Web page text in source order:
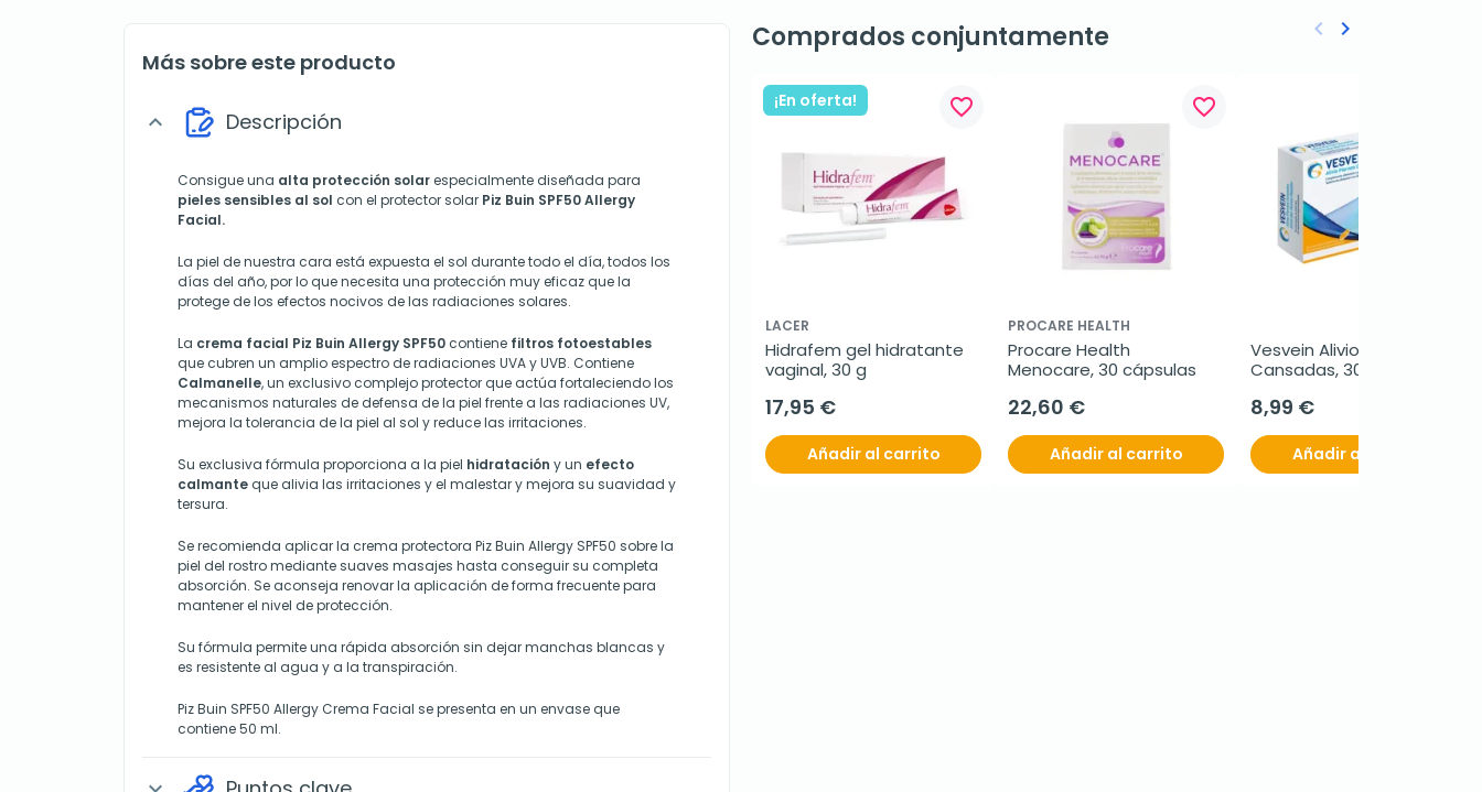
Más sobre este producto
expand_more Descripción
Consigue una alta protección solarespecialmente diseñada para
pieles sensibles al sol con el protector solar Piz Buin SPF50 Allergy
Facial.
La piel de nuestra cara está expuesta el sol durante todo el día, todos los
días del año, por lo que necesita una protección muy eficaz que la
protege de los efectos nocivos de las radiaciones solares.
La crema facial Piz Buin Allergy SPF50 contiene filtros fotoestables
que cubren un amplio espectro de radiaciones UVA y UVB. Contiene
Calmanelle, un exclusivo complejo protector que actúa fortaleciendo los
mecanismos naturales de defensa de la piel frente a las radiaciones UV,
mejora la tolerancia de la piel al sol y reduce las irritaciones.
Su exclusiva fórmula proporciona a la piel hidratación y un efecto
calmante que alivia las irritaciones y el malestar y mejora su suavidad y
tersura.
Se recomienda aplicar la crema protectora Piz Buin Allergy SPF50 sobre la
piel del rostro mediante suaves masajes hasta conseguir su completa
absorción. Se aconseja renovar la aplicación de forma frecuente para
mantener el nivel de protección.
Su fórmula permite una rápida absorción sin dejar manchas blancas y
es resistente al agua y a la transpiración.
Piz Buin SPF50 Allergy Crema Facial se presenta en un envase que
contiene 50 ml.
Comprados conjuntamente
¡En oferta! favorite_border
LACER
Hidrafem gel hidratante
vaginal, 30 g
17,95 €
Añadir al carrito
favorite_border
PROCARE HEALTH
Procare Health
Menocare, 30 cápsulas
22,60 €
Añadir al carrito
Vesvein Alivio Piernas
Cansadas, 30
8,99 €
Añadir al carrito
Anterior
keyboard_arrow_left Siguiente
keyboard_arrow_right